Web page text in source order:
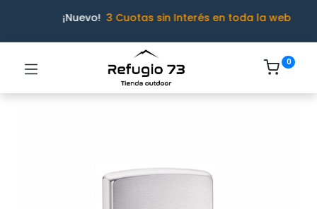
¡Nuevo! 3 Cuotas sin Interés en toda la web
0